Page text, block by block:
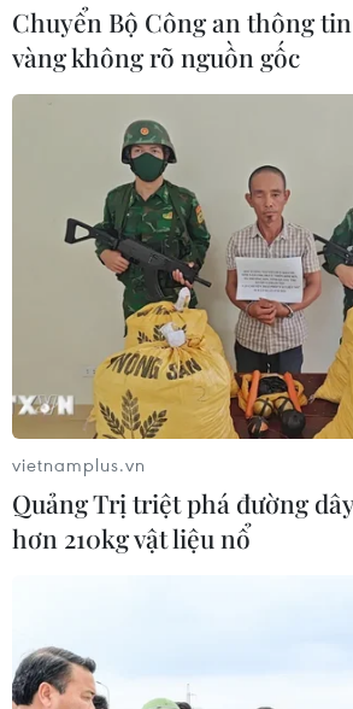
Chuyển Bộ Công an thông
vàng không rõ nguồn gốc
vietnamplus.vn
Quảng Trị triệt phá đường
hơn 210kg vật liệu nổ